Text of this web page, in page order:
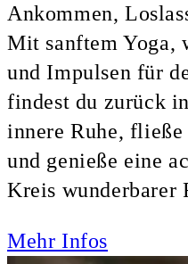
Ankommen,
Mit sanftem Yoga,
und Impulsen für
findest du zurück
innere Ruhe,
und genieße eine
Kreis wunderbarer
Mehr Infos